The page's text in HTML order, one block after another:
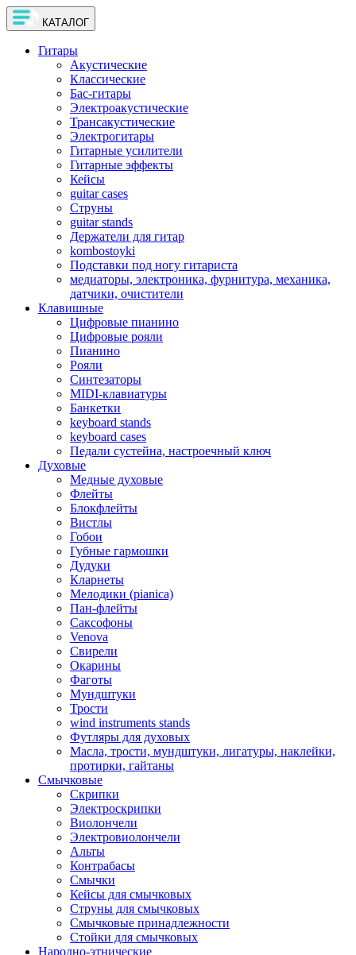
КАТАЛОГ
Гитары
Акустические
Классические
Бас-гитары
Электроакустические
Трансакустические
Электрогитары
Гитарные усилители
Гитарные эффекты
Кейсы
guitar cases
Струны
guitar stands
Держатели для гитар
kombostoyki
Подставки под ногу гитариста
медиаторы, электроника, фурнитура, механика,
датчики, очистители
Клавишные
Цифровые пианино
Цифровые рояли
Пианино
Рояли
Синтезаторы
MIDI-клавиатуры
Банкетки
keyboard stands
keyboard cases
Педали сустейна, настроечный ключ
Духовые
Медные духовые
Флейты
Блокфлейты
Вистлы
Гобои
Губные гармошки
Дудуки
Кларнеты
Мелодики (pianica)
Пан-флейты
Саксофоны
Venova
Свирели
Окарины
Фаготы
Мундштуки
Трости
wind instruments stands
Футляры для духовых
Масла, трости, мундштуки, лигатуры, наклейки,
протирки, гайтаны
Смычковые
Скрипки
Электроскрипки
Виолончели
Электровиолончели
Альты
Контрабасы
Смычки
Кейсы для смычковых
Струны для смычковых
Смычковые принадлежности
Стойки для смычковых
Народно-этнические